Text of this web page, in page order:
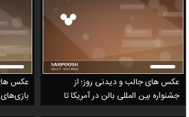
عکس های جالب و دیدنی روز؛ از
جشنواره بین المللی بالن در آمریکا تا
کارناوال هیسپان در اسپانیا
عکس
بازی‌های